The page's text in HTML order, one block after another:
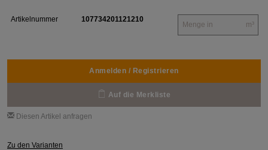
Artikelnummer 107734201121210
m³
Anmelden / Registrieren
Auf die Merkliste
Diesen Artikel anfragen
Zu den Varianten